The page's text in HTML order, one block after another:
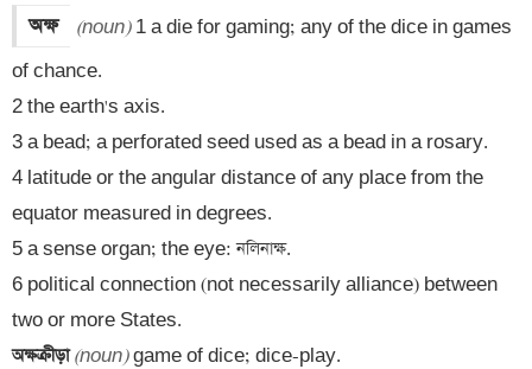
অক্ষ (noun) 1 a die for gaming; any of the dice in games
of chance.
2 the earth's axis.
3 a bead; a perforated seed used as a bead in a rosary.
4 latitude or the angular distance of any place from the
equator measured in degrees.
5 a sense organ; the eye: নলিনাক্ষ.
6 political connection (not necessarily alliance) between
অক্ষক্রীড়া (noun)